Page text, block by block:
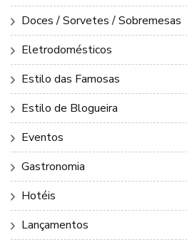
Doces / Sorvetes / Sobremesas
Eletrodomésticos
Estilo das Famosas
Estilo de Blogueira
Eventos
Gastronomia
Hotéis
Lançamentos